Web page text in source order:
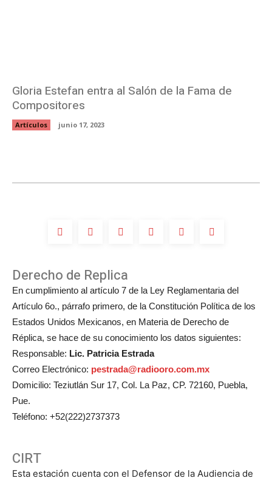
Gloria Estefan entra al Salón de la Fama de
Compositores
Artículos junio 17, 2023
Derecho de Replica
En cumplimiento al artículo 7 de la Ley Reglamentaria del
Artículo 6o., párrafo primero, de la Constitución Política de los
Estados Unidos Mexicanos, en Materia de Derecho de
Réplica, se hace de su conocimiento los datos siguientes:
Responsable: Lic. Patricia Estrada
Correo Electrónico: pestrada@radiooro.com.mx
Domicilio: Teziutlán Sur 17, Col. La Paz, CP. 72160, Puebla,
Pue.
Teléfono: +52(222)2737373
CIRT
Esta estación cuenta con el Defensor de la Audiencia de